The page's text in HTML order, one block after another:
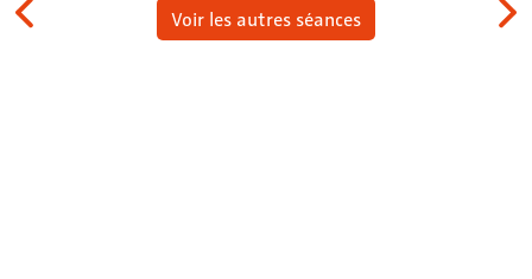
Voir les autres séances